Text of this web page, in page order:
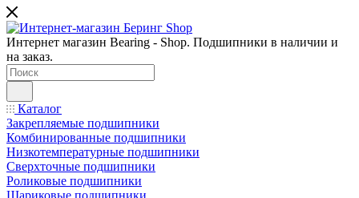
Интернет магазин Bearing - Shop. Подшипники в наличии и
на заказ.
Каталог
Закрепляемые подшипники
Комбинированные подшипники
Низкотемпературные подшипники
Сверхточные подшипники
Роликовые подшипники
Шариковые подшипники